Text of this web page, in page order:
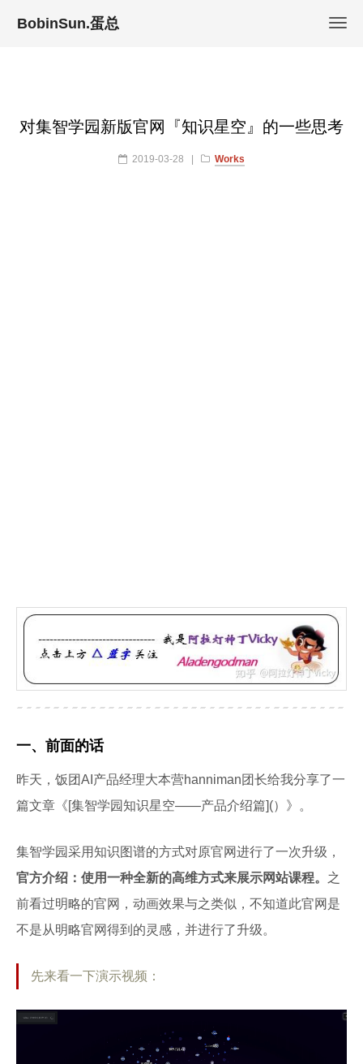
BobinSun.蛋总
对集智学园新版官网『知识星空』的一些思考
2019-03-28 Works
一、前面的话
昨天，饭团AI产品经理大本营hanniman团长给我分享了一
篇文章《[集智学园知识星空——产品介绍篇](）》。
集智学园采用知识图谱的方式对原官网进行了一次升级，
官方介绍：使用一种全新的高维方式来展示网站课程。 之
前看过明略的官网，动画效果与之类似，不知道此官网是
不是从明略官网得到的灵感，并进行了升级。
先来看一下演示视频：